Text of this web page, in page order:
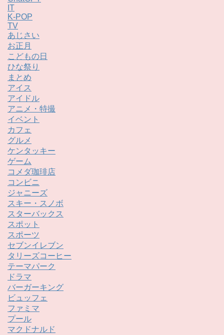
IT
K-POP
TV
あじさい
お正月
こどもの日
ひな祭り
まとめ
アイス
アイドル
アニメ・特撮
イベント
カフェ
グルメ
ケンタッキー
ゲーム
コメダ珈琲店
コンビニ
ジャニーズ
スキー・スノボ
スターバックス
スポット
スポーツ
セブンイレブン
タリーズコーヒー
テーマパーク
ドラマ
バーガーキング
ビュッフェ
ファミマ
プール
マクドナルド